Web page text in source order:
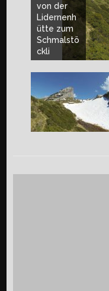
von der
Lidernenh
ütte zum
Schmalstö
ckli